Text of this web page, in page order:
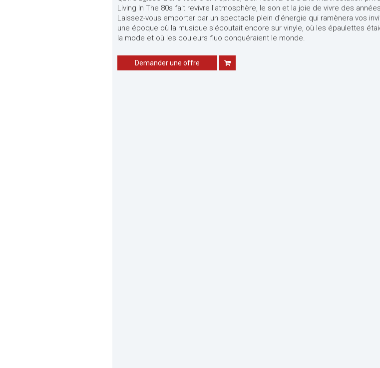
Living In The 80s fait revivre l'atmosphère, le son et la joie de vivre des
Laissez-vous emporter par un spectacle plein d'énergie qui ramènera vos
une époque où la musique s'écoutait encore sur vinyle, où les épaulettes
la mode et où les couleurs fluo conquéraient le monde.
Demander une offre